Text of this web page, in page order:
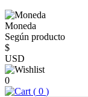
Moneda
Según producto
$
USD
0
( 0 )